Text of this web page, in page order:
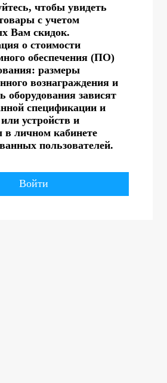
чтобы увидеть
с учетом
Вам скидок.
о стоимости
обеспечения (ПО)
размеры
вознаграждения и
оборудования зависят
спецификации и
устройств и
в личном кабинете
пользователей.
Войти